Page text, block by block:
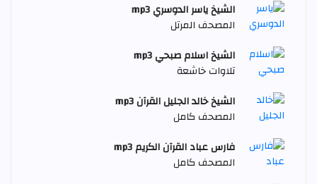
الشيخ ياسر الدوسري mp3
المصحف المرتل
الشيخ اسلام صبحي mp3
تلاوات خاشعة
الشيخ خالد الجليل القرآن mp3
المصحف كامل
فارس عباد القرآن الكريم mp3
المصحف كامل